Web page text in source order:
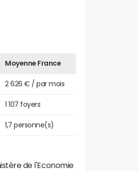
Moyenne France
2 626 € / par mois
1 107 foyers
1,7 personne(s)
de l'Economie